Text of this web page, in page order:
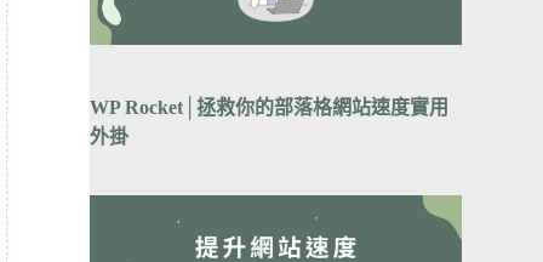
WP Rocket│拯救你的部落格網站速度實用
外掛